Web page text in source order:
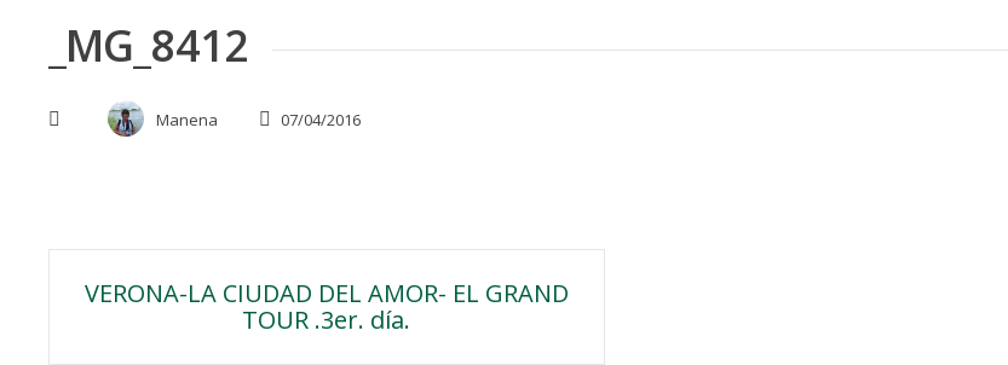
_MG_8412
Manena 07/04/2016
Navegación
VERONA-LA CIUDAD DEL AMOR- EL GRAND
TOUR .3er. día.